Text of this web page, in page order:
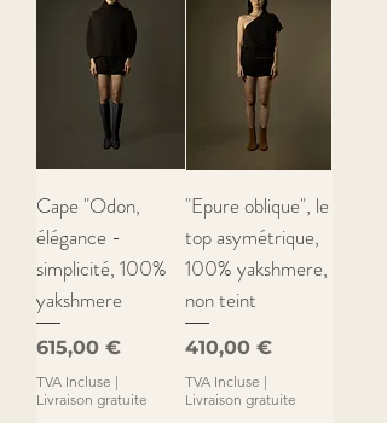
Cape "Odon,
élégance -
simplicité, 100%
yakshmere
Prix
615,00 €
TVA Incluse |
Livraison gratuite
"Epure oblique", le
top asymétrique,
100% yakshmere,
non teint
Prix
410,00 €
TVA Incluse |
Livraison gratuite